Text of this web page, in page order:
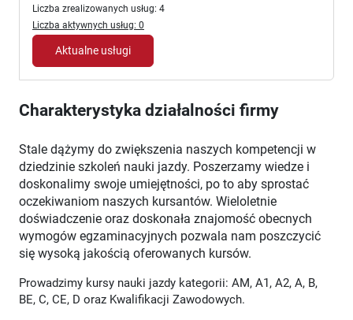
Liczba zrealizowanych usług: 4
Liczba aktywnych usług: 0
Aktualne usługi
Charakterystyka działalności firmy
Stale dążymy do zwiększenia naszych kompetencji w
dziedzinie szkoleń nauki jazdy. Poszerzamy wiedze i
doskonalimy swoje umiejętności, po to aby sprostać
oczekiwaniom naszych kursantów. Wieloletnie
doświadczenie oraz doskonała znajomość obecnych
wymogów egzaminacyjnych pozwala nam poszczycić
się wysoką jakością oferowanych kursów.
Prowadzimy kursy nauki jazdy kategorii: AM, A1, A2, A, B,
BE, C, CE, D oraz Kwalifikacji Zawodowych.